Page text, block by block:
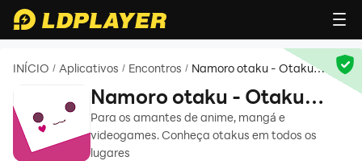
INÍCIO / Aplicativos / Encontros / Namoro otaku - Otaku
Namoro otaku - Otaku
Dating
Para os amantes de anime, mangá e
videogames. Conheça otakus em todos os
lugares